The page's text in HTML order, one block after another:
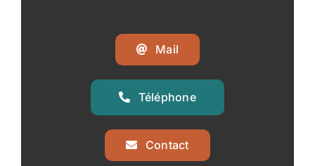
Mail
Téléphone
Contact